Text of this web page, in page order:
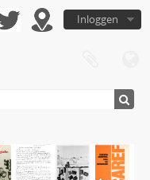
Inloggen